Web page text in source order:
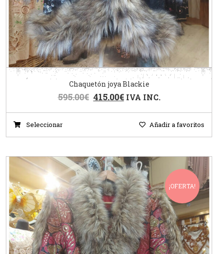
Chaquetón joya Blackie
595.00€ 415.00€ IVA INC.
Seleccionar Añadir a favoritos
¡OFERTA!